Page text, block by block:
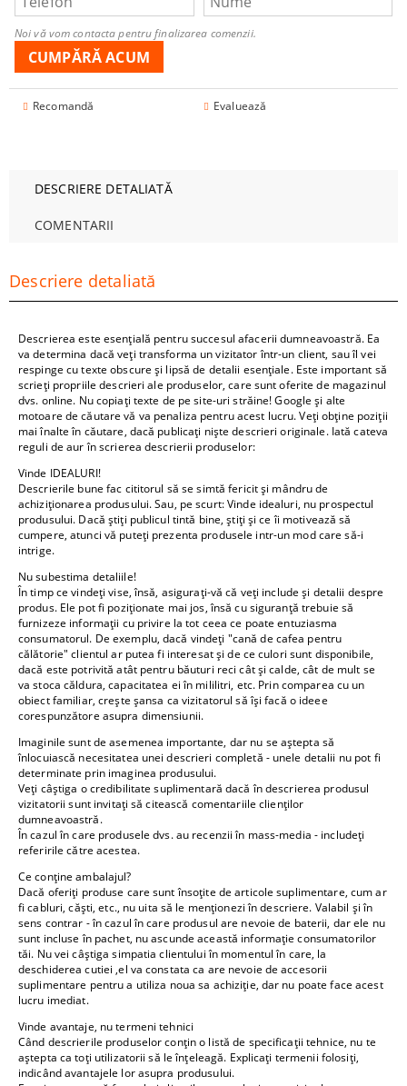
Noi vă vom contacta pentru finalizarea comenzii.
Recomandă Evaluează
DESCRIERE DETALIATĂ
COMENTARII
Descriere detaliată
Descrierea este esențială pentru succesul afacerii dumneavoastră. Ea
va determina dacă veți transforma un vizitator într-un client, sau îl vei
respinge cu texte obscure și lipsă de detalii esențiale. Este important să
scrieți propriile descrieri ale produselor, care sunt oferite de magazinul
dvs. online. Nu copiați texte de pe site-uri străine! Google și alte
motoare de căutare vă va penaliza pentru acest lucru. Veți obține poziții
mai înalte în căutare, dacă publicați niște descrieri originale. Iată cateva
reguli de aur în scrierea descrierii produselor:
Vinde IDEALURI!
Descrierile bune fac cititorul să se simtă fericit și mândru de
achiziționarea produsului. Sau, pe scurt: Vinde idealuri, nu prospectul
produsului. Dacă știți publicul tintă bine, știți și ce îi motivează să
cumpere, atunci vă puteți prezenta produsele intr-un mod care să-i
intrige.
Nu subestima detaliile!
În timp ce vindeți vise, însă, asigurați-vă că veți include și detalii despre
produs. Ele pot fi poziționate mai jos, însă cu siguranță trebuie să
furnizeze informații cu privire la tot ceea ce poate entuziasma
consumatorul. De exemplu, dacă vindeți "cană de cafea pentru
călătorie" clientul ar putea fi interesat și de ce culori sunt disponibile,
dacă este potrivită atât pentru băuturi reci cât și calde, cât de mult se
va stoca căldura, capacitatea ei în mililitri, etc. Prin comparea cu un
obiect familiar, crește șansa ca vizitatorul să își facă o ideee
corespunzătore asupra dimensiunii.
Imaginile sunt de asemenea importante, dar nu se aștepta să
înlocuiască necesitatea unei descrieri completă - unele detalii nu pot fi
determinate prin imaginea produsului.
Veți câștiga o credibilitate suplimentară dacă în descrierea produsul
vizitatorii sunt invitați să citească comentariile clienților
dumneavoastră.
În cazul în care produsele dvs. au recenzii în mass-media - includeți
referirile către acestea.
Ce conține ambalajul?
Dacă oferiți produse care sunt însoțite de articole suplimentare, cum ar
fi cabluri, căști, etc., nu uita să le menționezi în descriere. Valabil și în
sens contrar - în cazul în care produsul are nevoie de baterii, dar ele nu
sunt incluse în pachet, nu ascunde această informație consumatorilor
tăi. Nu vei câștiga simpatia clientului în momentul în care, la
deschiderea cutiei ,el va constata ca are nevoie de accesorii
suplimentare pentru a utiliza noua sa achiziție, dar nu poate face acest
lucru imediat.
Vinde avantaje, nu termeni tehnici
Când descrierile produselor conțin o listă de specificații tehnice, nu te
aștepta ca toți utilizatorii să le înțeleagă. Explicați termenii folosiți,
indicând avantajele lor asupra produsului.